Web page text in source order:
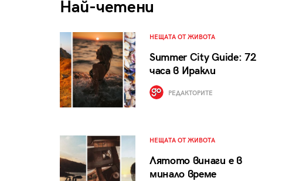
Най-четени
НЕЩАТА ОТ ЖИВОТА
Summer City Guide: 72
часа в Иракли
РЕДАКТОРИТЕ
НЕЩАТА ОТ ЖИВОТА
Лятото винаги е в
минало време